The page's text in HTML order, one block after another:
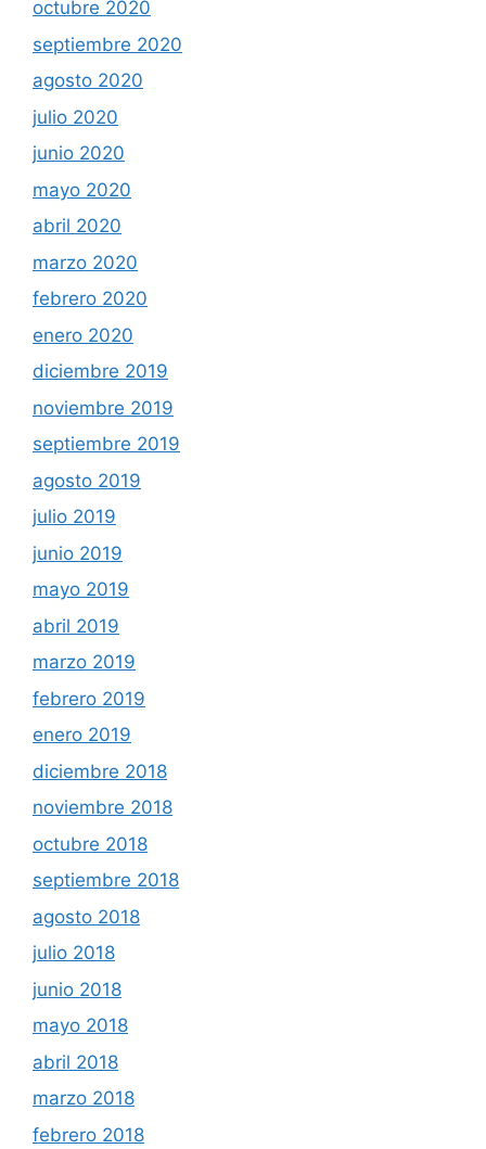
octubre 2020
septiembre 2020
agosto 2020
julio 2020
junio 2020
mayo 2020
abril 2020
marzo 2020
febrero 2020
enero 2020
diciembre 2019
noviembre 2019
septiembre 2019
agosto 2019
julio 2019
junio 2019
mayo 2019
abril 2019
marzo 2019
febrero 2019
enero 2019
diciembre 2018
noviembre 2018
octubre 2018
septiembre 2018
agosto 2018
julio 2018
junio 2018
mayo 2018
abril 2018
marzo 2018
febrero 2018